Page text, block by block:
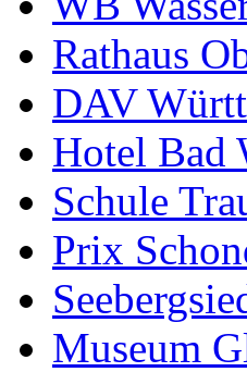
Rathaus
DAV
Hotel Bad
Schule
Prix
Museum